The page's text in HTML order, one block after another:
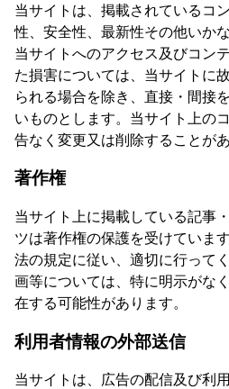
当サイトは、掲載されているコ
性、安全性、最新性その他いか
当サイトへのアクセス及びコン
た損害については、当サイトに
られる場合を除き、直接・間接
いものとします。当サイト上の
告なく変更又は削除することがあ
著作権
当サイト上に掲載している記事
ツは著作権の保護を受けていま
法の規定に従い、適切に行って
画等については、特に明示がな
在する可能性があります。
利用者情報の外部送信
当サイトは、広告の配信及び利